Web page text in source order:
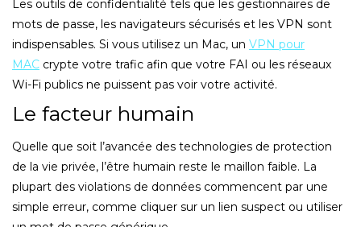
Les outils de confidentialité tels que les gestionnaires de
mots de passe, les navigateurs sécurisés et les VPN sont
indispensables. Si vous utilisez un Mac, un VPN pour
MAC crypte votre trafic afin que votre FAI ou les réseaux
Wi-Fi publics ne puissent pas voir votre activité.
Le facteur humain
Quelle que soit l’avancée des technologies de protection
de la vie privée, l’être humain reste le maillon faible. La
plupart des violations de données commencent par une
simple erreur, comme cliquer sur un lien suspect ou utiliser